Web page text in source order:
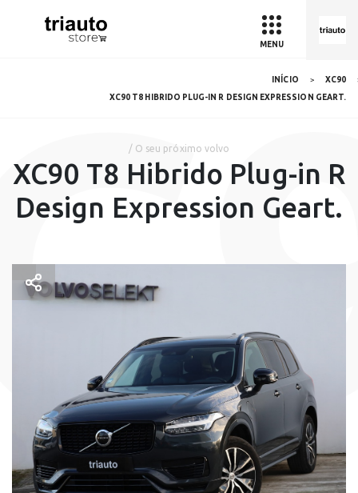
MENU
INÍCIO
XC90
XC90 T8 HIBRIDO PLUG-IN R DESIGN EXPRESSION GEART.
/ O seu próximo volvo
XC90 T8 Hibrido Plug-in R
Design Expression Geart.